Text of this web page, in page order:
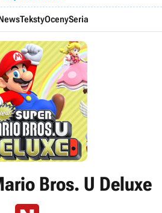
TekstyOcenySeria
Bros. U Deluxe